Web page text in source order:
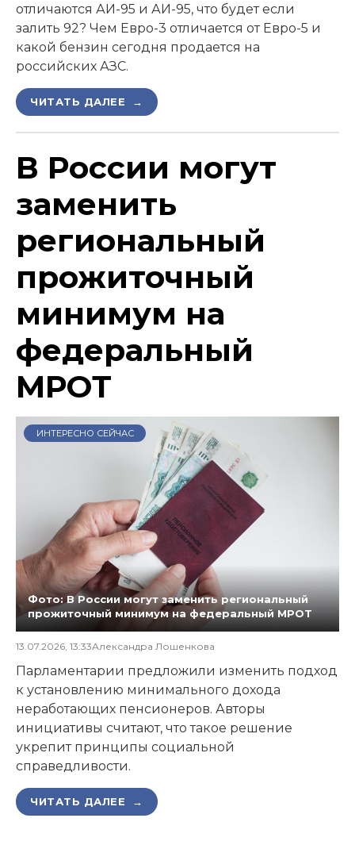
отличаются АИ-95 и АИ-95, что будет если
залить 92? Чем Евро-3 отличается от Евро-5 и
какой бензин сегодня продается на
российских АЗС.
ЧИТАТЬ ДАЛЕЕ →
В России могут
заменить
региональный
прожиточный
минимум на
федеральный
МРОТ
ИНТЕРЕСНО СЕЙЧАС
Фото: В России могут заменить региональный
прожиточный минимум на федеральный МРОТ
13.07.2026, 13:33Александра Лошенкова
Парламентарии предложили изменить подход
к установлению минимального дохода
неработающих пенсионеров. Авторы
инициативы считают, что такое решение
укрепит принципы социальной
справедливости.
ЧИТАТЬ ДАЛЕЕ →